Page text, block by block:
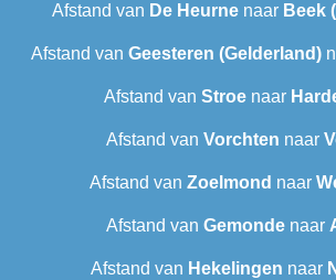
Afstand van De Heurnenaar Beek
Afstand van Geesteren (Gelderland)
Afstand van Stroe naar
Afstand van Vorchten naar
Afstand van Zoelmond naar
Afstand van Gemondenaar
Afstand van Hekelingen naar